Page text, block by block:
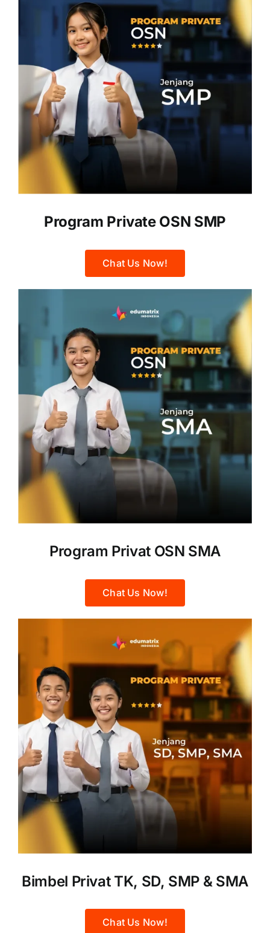
Program Private OSN SMP
Chat Us Now!
Program Privat OSN SMA
Chat Us Now!
Bimbel Privat TK, SD, SMP & SMA
Chat Us Now!